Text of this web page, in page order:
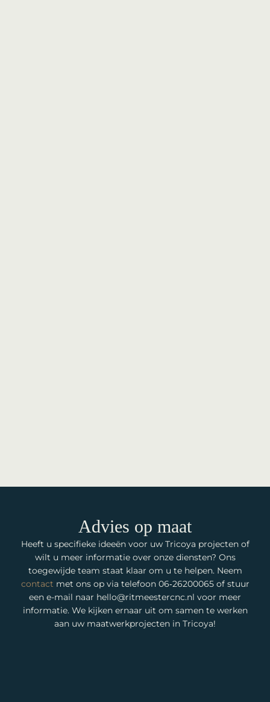
Advies op maat
Heeft u specifieke ideeën voor uw Tricoya projecten of
wilt u meer informatie over onze diensten? Ons
toegewijde team staat klaar om u te helpen. Neem
contact met ons op via telefoon 06‑26200065 of stuur
een e-mail naar hello@ritmeestercnc.nl voor meer
informatie. We kijken ernaar uit om samen te werken
aan uw maatwerkprojecten in Tricoya!